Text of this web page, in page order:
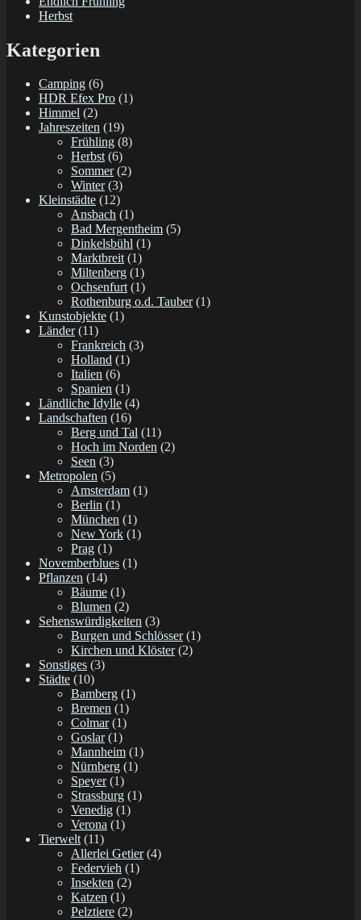
Herbst
Kategorien
Camping (6)
HDR Efex Pro (1)
Himmel (2)
Jahreszeiten (19)
Frühling (8)
Herbst(6)
Sommer(2)
Winter(3)
Kleinstädte (12)
Ansbach (1)
Bad Mergentheim (5)
Dinkelsbühl (1)
Marktbreit(1)
Miltenberg (1)
Ochsenfurt(1)
Rothenburg o.d. Tauber(1)
Kunstobjekte (1)
Länder(11)
Frankreich (3)
Holland (1)
Italien (6)
Spanien (1)
Ländliche Idylle (4)
Landschaften (16)
Berg und Tal (11)
Hoch im Norden (2)
Seen (3)
Metropolen (5)
Amsterdam (1)
Berlin (1)
München (1)
New York (1)
Prag (1)
Novemberblues (1)
Pflanzen (14)
Bäume (1)
Blumen (2)
Sehenswürdigkeiten (3)
Burgen und Schlösser(1)
Kirchen und Klöster(2)
Sonstiges (3)
Städte (10)
Bamberg (1)
Bremen (1)
Colmar(1)
Goslar(1)
Mannheim (1)
Nürnberg (1)
Speyer(1)
Strassburg (1)
Venedig (1)
Verona (1)
Tierwelt(11)
Allerlei Getier(4)
Federvieh (1)
Insekten (2)
Katzen (1)
Pelztiere (2)